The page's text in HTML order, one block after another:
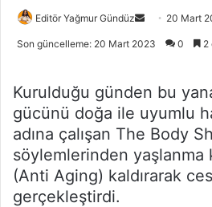
Editör Yağmur Gündüz
Bir
20 Mart
Son güncelleme: 20 Mart 2023 0 2
Kurulduğu günden bu
gücünü doğa ile uyumlu
adına çalışan The Body
söylemlerinden yaşlanma
(Anti Aging) kaldırarak
gerçekleştirdi.